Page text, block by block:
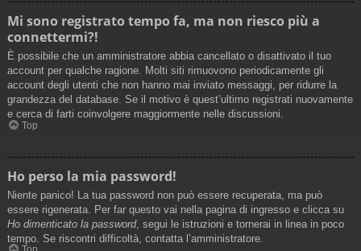
Mi sono registrato tempo fa, ma non riesco più a
connettermi?!
È possibile che un amministratore abbia cancellato o disattivato il tuo
account per qualche ragione. Molti siti rimuovono periodicamente gli
account degli utenti che non hanno mai inviato messaggi, per ridurre la
grandezza del database. Se il motivo è quest’ultimo registrati nuovamente
e cerca di farti coinvolgere maggiormente nelle discussioni.
Top
Ho perso la mia password!
Niente panico! La tua password non può essere recuperata, ma può
essere rigenerata. Per far questo vai nella pagina di ingresso e clicca su
Ho dimenticato la password, segui le istruzioni e tornerai in linea in poco
tempo. Se riscontri difficoltà, contatta l’amministratore.